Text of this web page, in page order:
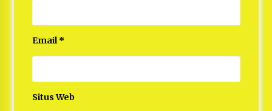
Email*
Situs Web